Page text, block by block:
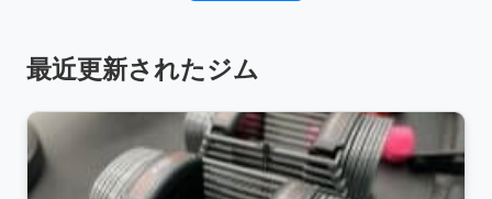
最近更新されたジム